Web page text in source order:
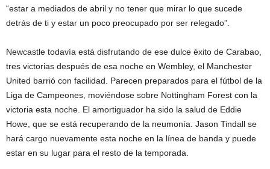
“estar a mediados de abril y no tener que mirar lo que sucede
detrás de ti y estar un poco preocupado por ser relegado”.
Newcastle todavía está disfrutando de ese dulce éxito de Carabao,
tres victorias después de esa noche en Wembley, el Manchester
United barrió con facilidad. Parecen preparados para el fútbol de la
Liga de Campeones, moviéndose sobre Nottingham Forest con la
victoria esta noche. El amortiguador ha sido la salud de Eddie
Howe, que se está recuperando de la neumonía. Jason Tindall se
hará cargo nuevamente esta noche en la línea de banda y puede
estar en su lugar para el resto de la temporada.